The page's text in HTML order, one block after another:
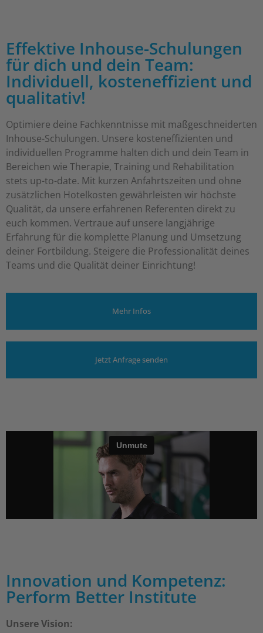
Effektive Inhouse-Schulungen
für dich und dein Team:
Individuell, kosteneffizient und
qualitativ!
Optimiere deine Fachkenntnisse mit maßgeschneiderten
Inhouse-Schulungen. Unsere kosteneffizienten und
individuellen Programme halten dich und dein Team in
Bereichen wie Therapie, Training und Rehabilitation
stets up-to-date. Mit kurzen Anfahrtszeiten und ohne
zusätzlichen Hotelkosten gewährleisten wir höchste
Qualität, da unsere erfahrenen Referenten direkt zu
euch kommen. Vertraue auf unsere langjährige
Erfahrung für die komplette Planung und Umsetzung
deiner Fortbildung. Steigere die Professionalität deines
Teams und die Qualität deiner Einrichtung!
Mehr Infos
Jetzt Anfrage senden
Innovation und Kompetenz:
Perform Better Institute
Unsere Vision: